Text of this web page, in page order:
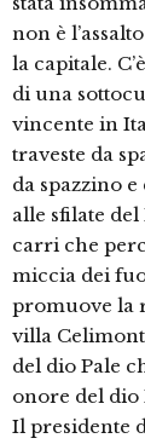
non è
la capitale.
di una
vincente in
traveste da
da spazzino
alle sfilate
carri che
miccia dei
promuove la
villa
del dio Pale
onore del dio
Il presidente